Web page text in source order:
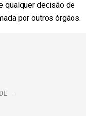
qualquer decisão de
por outros órgãos.